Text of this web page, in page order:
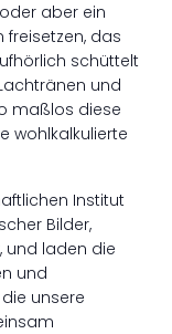
aber ein
das
schüttelt
und
maßlos diese
wohlkalkulierte
Institut
Bilder,
und laden die
und
unsere